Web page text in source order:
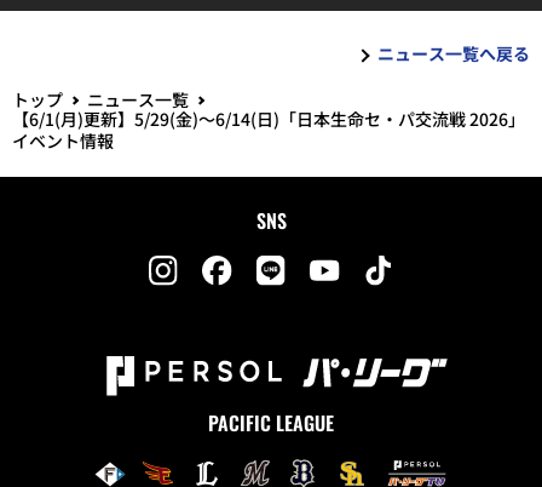
ニュース一覧へ戻る
トップ
ニュース一覧
【6/1(月)更新】5/29(金)～6/14(日)「日本生命セ・パ交流戦 2026」
イベント情報
SNS
PACIFIC LEAGUE